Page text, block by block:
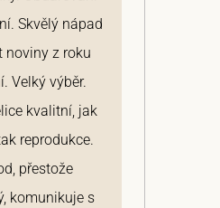
Skvělý nápad
noviny z roku
Velký výběr.
kvalitní, jak
reprodukce.
přestože
komunikuje s